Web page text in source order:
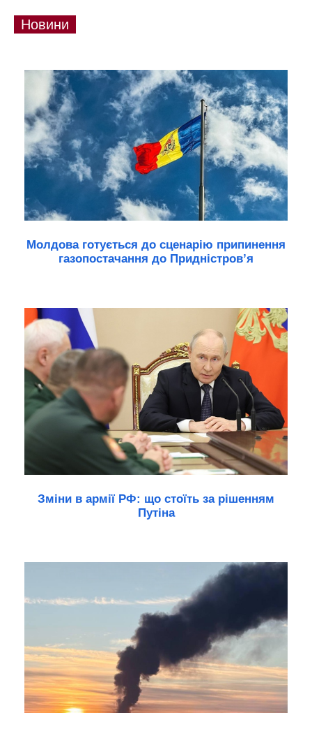
Новини
Молдова готується до сценарію припинення
газопостачання до Придністров’я
Зміни в армії РФ: що стоїть за рішенням
Путіна